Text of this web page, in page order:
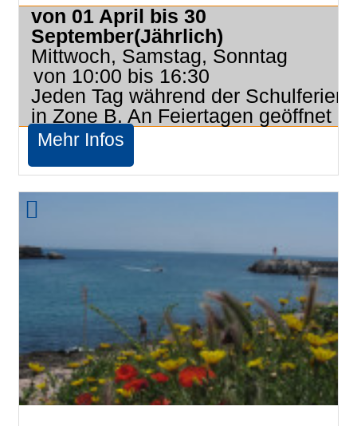
von 01 April bis 30
September(Jährlich)
Mittwoch, Samstag, Sonntag
von 10:00 bis 16:30
Jeden Tag während der Schulferien
in Zone B. An Feiertagen geöffnet
Mehr Infos